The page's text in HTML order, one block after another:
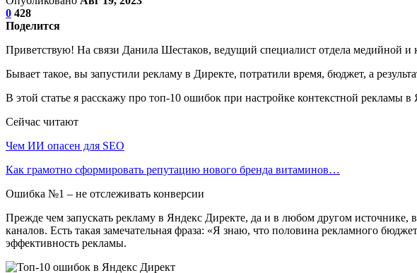
0 428
Поделится
Приветствую! На связи Данила Шестаков, ведущий специалист отдела медийной и
Бывает такое, вы запустили рекламу в Директе, потратили время, бюджет, а
В этой статье я расскажу про топ-10 ошибок при настройке контекстной рекламы
Сейчас читают
Чем ИИ опасен для SEO
Как грамотно сформировать репутацию нового бренда витаминов…
Ошибка №1 – не отслеживать конверсии
Прежде чем запускать рекламу в Яндекс Директе, да и в любом другом
каналов. Есть такая замечательная фраза: «Я знаю, что половина рекламного
эффективность рекламы.